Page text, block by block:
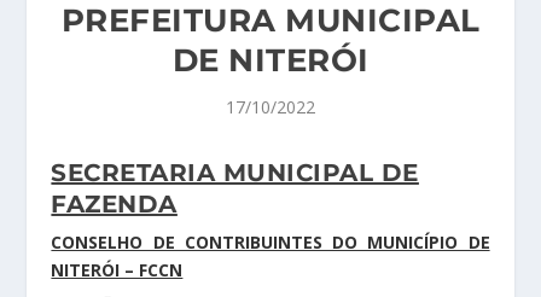
PREFEITURA MUNICIPAL
DE NITERÓI
17/10/2022
SECRETARIA MUNICIPAL DE
FAZENDA
CONSELHO DE CONTRIBUINTES DO MUNICÍPIO DE
NITERÓI – FCCN